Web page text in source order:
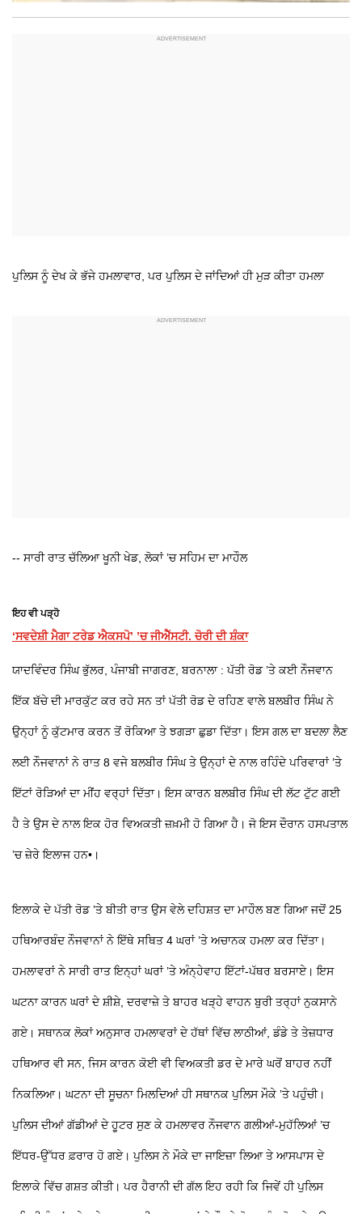
ਪੁਲਿਸ ਨੂੰ ਦੇਖ ਕੇ ਭੱਜੇ ਹਮਲਾਵਾਰ, ਪਰ ਪੁਲਿਸ ਦੇ ਜਾਂਦਿਆਂ ਹੀ ਮੁੜ ਕੀਤਾ ਹਮਲਾ
-- ਸਾਰੀ ਰਾਤ ਚੱਲਿਆ ਖੂਨੀ ਖੇਡ, ਲੋਕਾਂ ’ਚ ਸਹਿਮ ਦਾ ਮਾਹੌਲ
ਇਹ ਵੀ ਪੜ੍ਹੋ
‘ਸਵਦੇਸ਼ੀ ਮੈਗਾ ਟਰੇਡ ਐਕਸਪੋ’ ’ਚ ਜੀਐੱਸਟੀ. ਚੋਰੀ ਦੀ ਸ਼ੰਕਾ
ਯਾਦਵਿੰਦਰ ਸਿੰਘ ਭੁੱਲਰ, ਪੰਜਾਬੀ ਜਾਗਰਣ, ਬਰਨਾਲਾ : ਪੱਤੀ ਰੋਡ ’ਤੇ ਕਈ ਨੌਜਵਾਨ
ਇੱਕ ਬੱਚੇ ਦੀ ਮਾਰਕੁੱਟ ਕਰ ਰਹੇ ਸਨ ਤਾਂ ਪੱਤੀ ਰੋਡ ਦੇ ਰਹਿਣ ਵਾਲੇ ਬਲਬੀਰ ਸਿੰਘ ਨੇ
ਉਨ੍ਹਾਂ ਨੂੰ ਕੁੱਟਮਾਰ ਕਰਨ ਤੋਂ ਰੋਕਿਆ ਤੇ ਝਗੜਾ ਛੁਡਾ ਦਿੱਤਾ। ਇਸ ਗਲ ਦਾ ਬਦਲਾ ਲੈਣ
ਲਈ ਨੌਜਵਾਨਾਂ ਨੇ ਰਾਤ 8 ਵਜੇ ਬਲਬੀਰ ਸਿੰਘ ਤੇ ਉਨ੍ਹਾਂ ਦੇ ਨਾਲ ਰਹਿੰਦੇ ਪਰਿਵਾਰਾਂ ’ਤੇ
ਇੱਟਾਂ ਰੋੜਿਆਂ ਦਾ ਮੀਂਹ ਵਰ੍ਹਾਂ ਦਿੱਤਾ। ਇਸ ਕਾਰਨ ਬਲਬੀਰ ਸਿੰਘ ਦੀ ਲੱਟ ਟੁੱਟ ਗਈ
ਹੈ ਤੇ ਉਸ ਦੇ ਨਾਲ ਇਕ ਹੋਰ ਵਿਅਕਤੀ ਜ਼ਖ਼ਮੀ ਹੋ ਗਿਆ ਹੈ। ਜੋ ਇਸ ਦੌਰਾਨ ਹਸਪਤਾਲ
’ਚ ਜ਼ੇਰੇ ਇਲਾਜ ਹਨ•।
ਇਲਾਕੇ ਦੇ ਪੱਤੀ ਰੋਡ ’ਤੇ ਬੀਤੀ ਰਾਤ ਉਸ ਵੇਲੇ ਦਹਿਸ਼ਤ ਦਾ ਮਾਹੌਲ ਬਣ ਗਿਆ ਜਦੋਂ 25
ਹਥਿਆਰਬੰਦ ਨੌਜਵਾਨਾਂ ਨੇ ਇੱਥੇ ਸਥਿਤ 4 ਘਰਾਂ ’ਤੇ ਅਚਾਨਕ ਹਮਲਾ ਕਰ ਦਿੱਤਾ।
ਹਮਲਾਵਰਾਂ ਨੇ ਸਾਰੀ ਰਾਤ ਇਨ੍ਹਾਂ ਘਰਾਂ ’ਤੇ ਅੰਨ੍ਹੇਵਾਹ ਇੱਟਾਂ-ਪੱਥਰ ਬਰਸਾਏ। ਇਸ
ਘਟਨਾ ਕਾਰਨ ਘਰਾਂ ਦੇ ਸ਼ੀਸ਼ੇ, ਦਰਵਾਜ਼ੇ ਤੇ ਬਾਹਰ ਖੜ੍ਹੇ ਵਾਹਨ ਬੁਰੀ ਤਰ੍ਹਾਂ ਨੁਕਸਾਨੇ
ਗਏ। ਸਥਾਨਕ ਲੋਕਾਂ ਅਨੁਸਾਰ ਹਮਲਾਵਰਾਂ ਦੇ ਹੱਥਾਂ ਵਿੱਚ ਲਾਠੀਆਂ, ਡੰਡੇ ਤੇ ਤੇਜ਼ਧਾਰ
ਹਥਿਆਰ ਵੀ ਸਨ, ਜਿਸ ਕਾਰਨ ਕੋਈ ਵੀ ਵਿਅਕਤੀ ਡਰ ਦੇ ਮਾਰੇ ਘਰੋਂ ਬਾਹਰ ਨਹੀਂ
ਨਿਕਲਿਆ। ਘਟਨਾ ਦੀ ਸੂਚਨਾ ਮਿਲਦਿਆਂ ਹੀ ਸਥਾਨਕ ਪੁਲਿਸ ਮੌਕੇ ’ਤੇ ਪਹੁੰਚੀ।
ਪੁਲਿਸ ਦੀਆਂ ਗੱਡੀਆਂ ਦੇ ਹੂਟਰ ਸੁਣ ਕੇ ਹਮਲਾਵਰ ਨੌਜਵਾਨ ਗਲੀਆਂ-ਮੁਹੱਲਿਆਂ ’ਚ
ਇੱਧਰ-ਉੱਧਰ ਫ਼ਰਾਰ ਹੋ ਗਏ। ਪੁਲਿਸ ਨੇ ਮੌਕੇ ਦਾ ਜਾਇਜ਼ਾ ਲਿਆ ਤੇ ਆਸਪਾਸ ਦੇ
ਇਲਾਕੇ ਵਿੱਚ ਗਸ਼ਤ ਕੀਤੀ। ਪਰ ਹੈਰਾਨੀ ਦੀ ਗੱਲ ਇਹ ਰਹੀ ਕਿ ਜਿਵੇਂ ਹੀ ਪੁਲਿਸ